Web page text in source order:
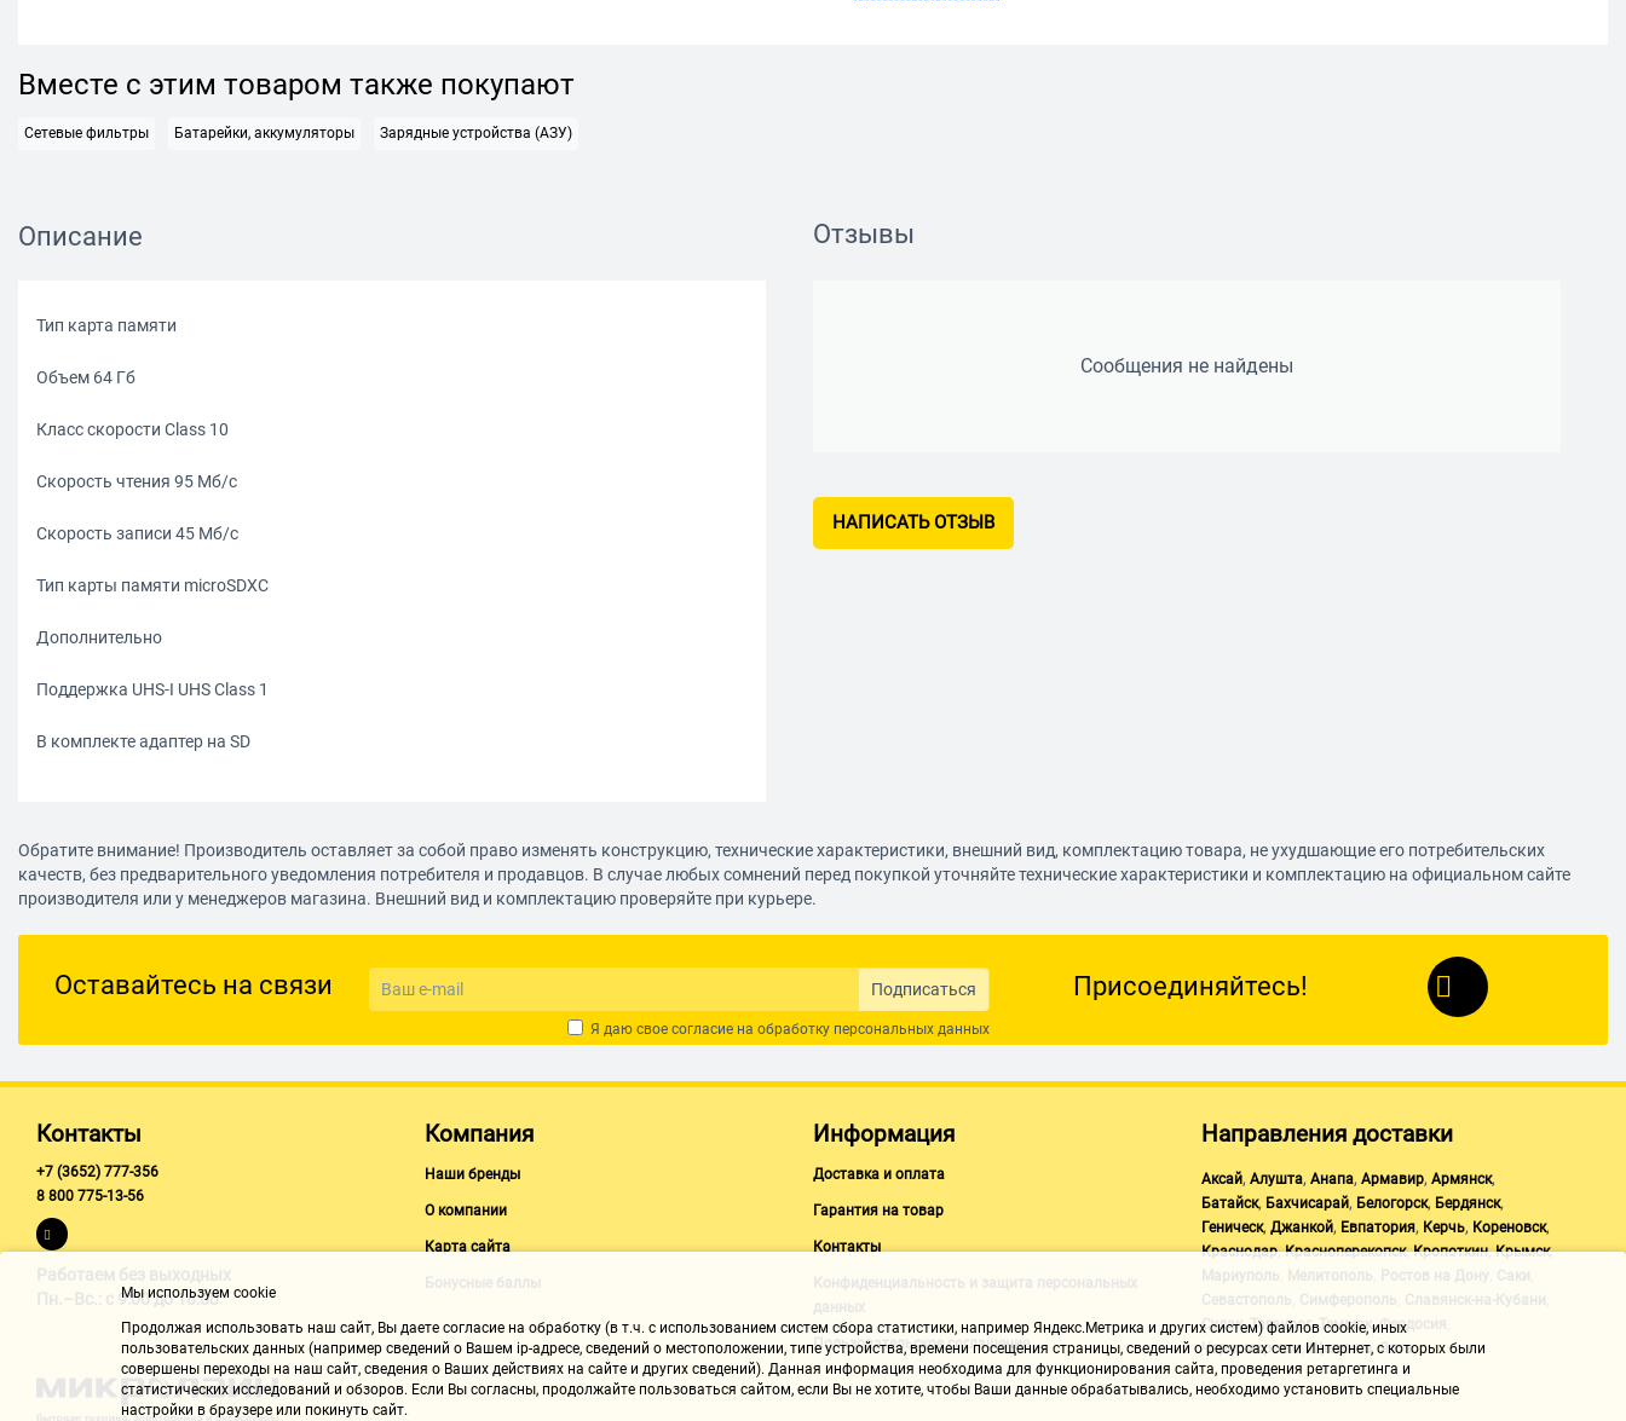
Вместе с этим товаром также покупают
Сетевые фильтры Батарейки, аккумуляторы Зарядные устройства (АЗУ)
Описание
Тип карта памяти
Объем 64 Гб
Класс скорости Class 10
Скорость чтения 95 Мб/с
Скорость записи 45 Мб/с
Тип карты памяти microSDXC
Дополнительно
Поддержка UHS-I UHS Class 1
В комплекте адаптер на SD
Отзывы
Сообщения не найдены
НАПИСАТЬ ОТЗЫВ
Обратите внимание! Производитель оставляет за собой право изменять конструкцию, технические характеристики, внешний вид, комплектацию товара, не ухудшающие его потребительских
качеств, без предварительного уведомления потребителя и продавцов. В случае любых сомнений перед покупкой уточняйте технические характеристики и комплектацию на официальном сайте
производителя или у менеджеров магазина. Внешний вид и комплектацию проверяйте при курьере.
Оставайтесь на связи Подписаться
Я даю свое согласие на обработку персональных данных
Присоединяйтесь!
Контакты
+7 (3652) 777-356
8 800 775-13-56
Работаем без выходных
Пн.–Вс.: с 9:00 до 18:00
Компания
Наши бренды
О компании
Карта сайта
Бонусные баллы
Информация
Доставка и оплата
Гарантия на товар
Контакты
Конфиденциальность и защита персональных
данных
Пользовательское соглашение
Направления доставки
Аксай, Алушта, Анапа, Армавир, Армянск,
Батайск, Бахчисарай, Белогорск, Бердянск,
Геническ, Джанкой, Евпатория, Керчь, Кореновск,
Краснодар,Красноперекопск,Кропоткин,Крымск,
Мариуполь Мелитополь Ростов на Дону Саки
Севастополь Симферополь Славянск-на-Кубани
Судак,Таганрог,Темрюк,Феодосия
Черноморское ,Щелкино,Ялта
Мы используем cookie
Продолжая использовать наш cайт, Вы даете согласие на обработку (в т.ч. с использованием систем сбора статистики, например Яндекс.Метрика и других систем) файлов cookie, иных
пользовательских данных (например сведений о Вашем ip-адресе, сведений о местоположении, типе устройства, времени посещения страницы, сведений о ресурсах сети Интернет, с которых были
совершены переходы на наш сайт, сведения о Ваших действиях на сайте и других сведений). Данная информация необходима для функционирования сайта, проведения ретаргетинга и
статистических исследований и обзоров. Если Вы согласны, продолжайте пользоваться сайтом, если Вы не хотите, чтобы Ваши данные обрабатывались, необходимо установить специальные
настройки в браузере или покинуть сайт.